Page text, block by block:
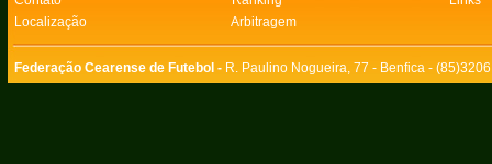
Localização
Arbitragem
Federação Cearense de Futebol - R. Paulino Nogueira, 77 - Benfica -